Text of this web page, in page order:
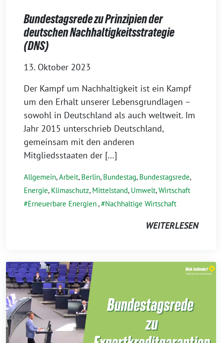
Bundestagsrede zu Prinzipien der
deutschen Nachhaltigkeitsstrategie
(DNS)
13. Oktober 2023
Der Kampf um Nachhaltigkeit ist ein Kampf
um den Erhalt unserer Lebensgrundlagen –
sowohl in Deutschland als auch weltweit. Im
Jahr 2015 unterschrieb Deutschland,
gemeinsam mit den anderen
Mitgliedsstaaten der […]
Allgemein,Arbeit, Berlin, Bundestag, Bundestagsrede,
Energie, Klimaschutz, Mittelstand, Umwelt,Wirtschaft
Erneuerbare Energien, Nachhaltige Wirtschaft
WEITERLESEN